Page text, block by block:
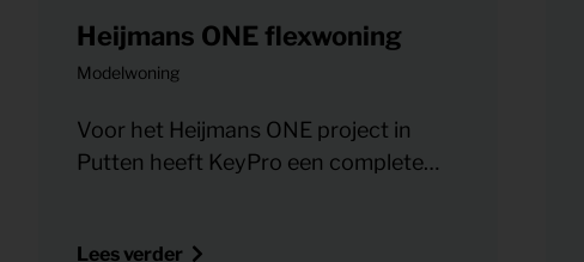
Heijmans ONE flexwoning
Modelwoning
Voor het Heijmans ONE project in
Putten heeft KeyPro een complete
Lees verder